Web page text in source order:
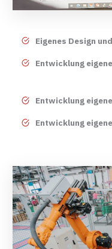
Eigenes Design
Entwicklung
Entwicklung
Entwicklung